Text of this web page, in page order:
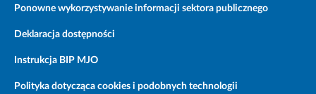
Ponowne wykorzystywanie informacji sektora publicznego
Deklaracja dostępności
Instrukcja BIP MJO
Polityka dotycząca cookies i podobnych technologii